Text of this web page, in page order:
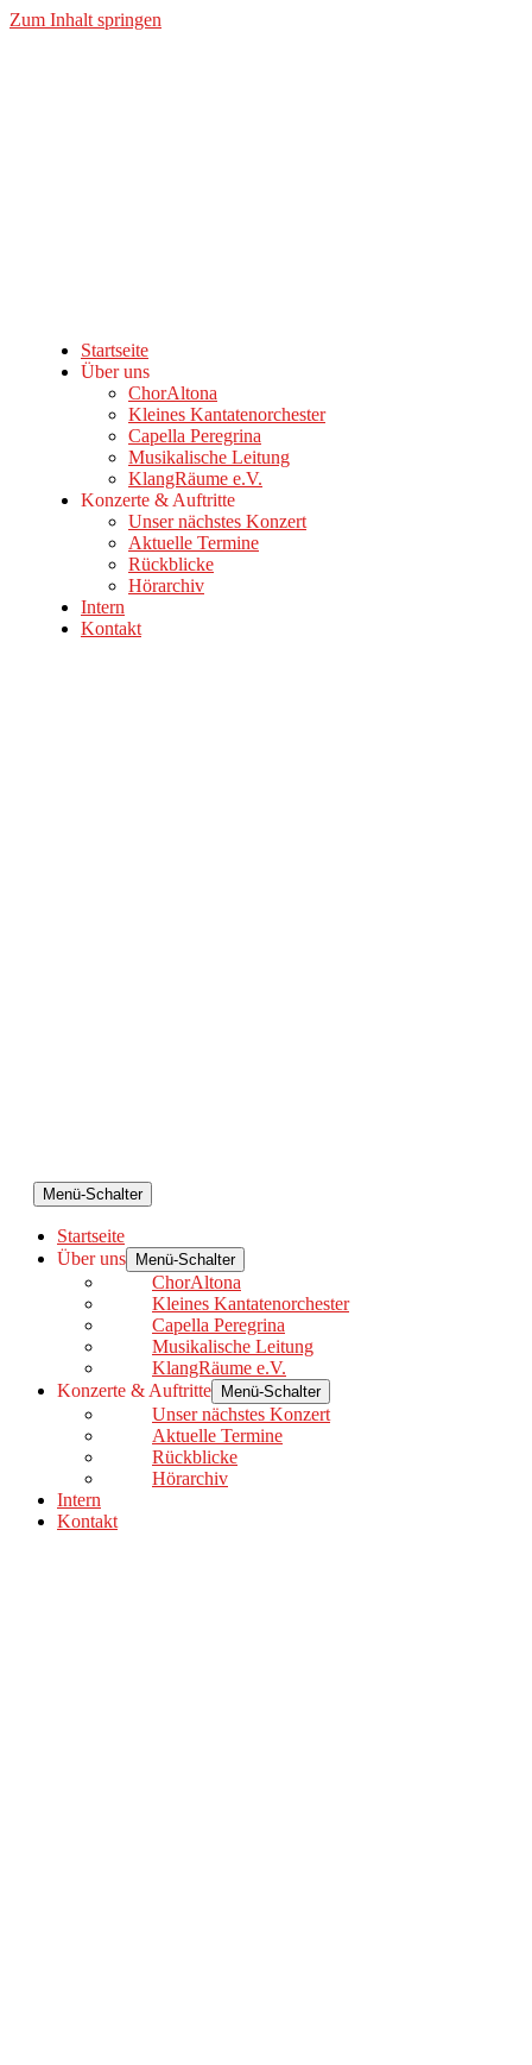
Zum Inhalt springen
Startseite
Über uns
ChorAltona
Kleines Kantatenorchester
Capella Peregrina
Musikalische Leitung
KlangRäume e.V.
Konzerte & Auftritte
Unser nächstes Konzert
Aktuelle Termine
Rückblicke
Hörarchiv
Intern
Kontakt
Menü-Schalter
Startseite
Über uns
Menü-Schalter
ChorAltona
Kleines Kantatenorchester
Capella Peregrina
Musikalische Leitung
KlangRäume e.V.
Konzerte & Auftritte
Menü-Schalter
Unser nächstes Konzert
Aktuelle Termine
Rückblicke
Hörarchiv
Intern
Kontakt